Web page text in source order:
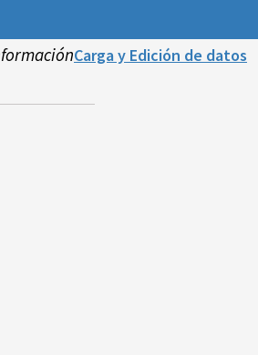
Carga y Edición de datos